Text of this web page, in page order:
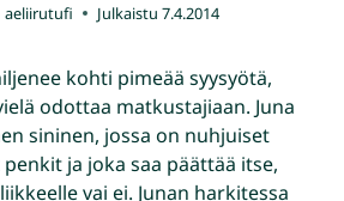
aeliirutufi Julkaistu 7.4.2014
kohti pimeää syysyötä,
odottaa matkustajiaan. Juna
sininen, jossa on nuhjuiset
ja joka saa päättää itse,
vai ei. Junan harkitessa